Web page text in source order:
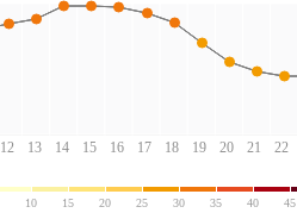
12 13 14 15 16 17 18 19 20 21 22
10 15 20 25 30 35 40 45